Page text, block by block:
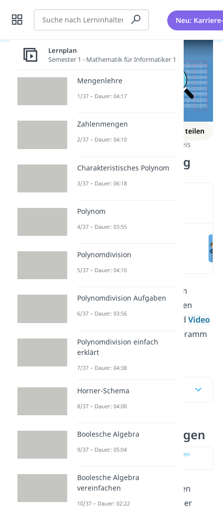
Suche Neu:
Merken
Link teilen
Digitaltechnik
Digitaler Schaltkreis
KV-Diagramm Übung
Video
(00:12)
Du möchtest das KV-Diagramm
besser verstehen und anwenden
können? In diesem Beitrag undVideo
zeigen wir dir ein paar KV-Diagramm
Übungen.
Inhaltsübersicht
KV-Diagramm Übungen
zur Stelle im Video springen
Anstatt mit einem algebraischen
Ausdruck, beginnen wir in dieser
Lernplan
Semester 1 - Mathematik für Informatiker 1
Mengenlehre
1/37 – Dauer: 04:17
Zahlenmengen
2/37 – Dauer: 04:10
Charakteristisches Polynom
3/37 – Dauer: 06:18
Polynom
4/37 – Dauer: 03:55
Polynomdivision
5/37 – Dauer: 04:10
Polynomdivision Aufgaben
6/37 – Dauer: 03:56
Polynomdivision einfach
erklärt
7/37 – Dauer: 04:38
Horner-Schema
8/37 – Dauer: 04:00
Boolesche Algebra
9/37 – Dauer: 05:04
Boolesche Algebra
vereinfachen
10/37 – Dauer: 02:22